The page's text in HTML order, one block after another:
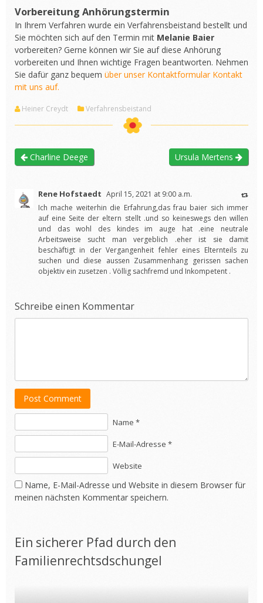
Vorbereitung Anhörungstermin
In Ihrem Verfahren wurde ein Verfahrensbeistand bestellt und
Sie möchten sich auf den Termin mit Melanie Baier
vorbereiten? Gerne können wir Sie auf diese Anhörung
vorbereiten und Ihnen wichtige Fragen beantworten. Nehmen
Sie dafür ganz bequem über unser Kontaktformular Kontakt
mit uns auf.
Heiner Creydt Verfahrensbeistand
Charline Deege Ursula Mertens
Rene Hofstaedt April 15, 2021 at 9:00 a.m.
Ich mache weiterhin die Erfahrung,das frau baier sich immer
auf eine Seite der eltern stellt .und so keineswegs den willen
und das wohl des kindes im auge hat .eine neutrale
Arbeitsweise sucht man vergeblich .eher ist sie damit
beschäftigt in der Vergangenheit fehler eines Elternteils zu
suchen und diese aussen Zusammenhang gerissen sachen
objektiv ein zusetzen . Völlig sachfremd und Inkompetent .
Schreibe einen Kommentar
Post Comment
Name *
E-Mail-Adresse *
Website
Name, E-Mail-Adresse und Website in diesem Browser für
meinen nächsten Kommentar speichern.
Ein sicherer Pfad durch den
Familienrechtsdschungel